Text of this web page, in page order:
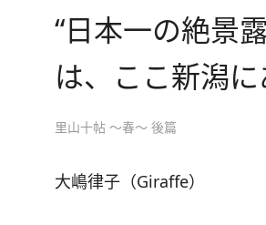
“日本一の絶景
は、ここ新潟
里山十帖 ～春～ 後篇
大嶋律子（Giraffe）